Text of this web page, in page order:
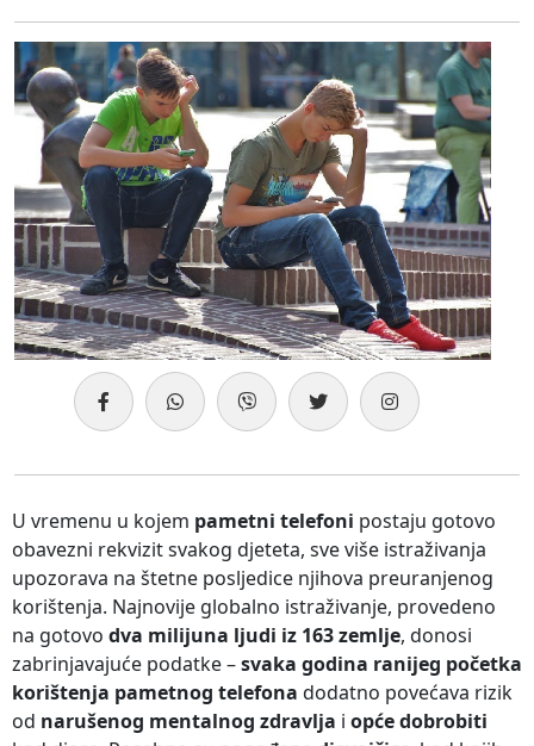
U vremenu u kojem pametni telefoni postaju gotovo
obavezni rekvizit svakog djeteta, sve više istraživanja
upozorava na štetne posljedice njihova preuranjenog
korištenja. Najnovije globalno istraživanje, provedeno
na gotovo dva milijuna ljudi iz 163 zemlje, donosi
zabrinjavajuće podatke –svaka godina ranijeg početka
korištenja pametnog telefona dodatno povećava rizik
od narušenog mentalnog zdravlja i opće dobrobiti